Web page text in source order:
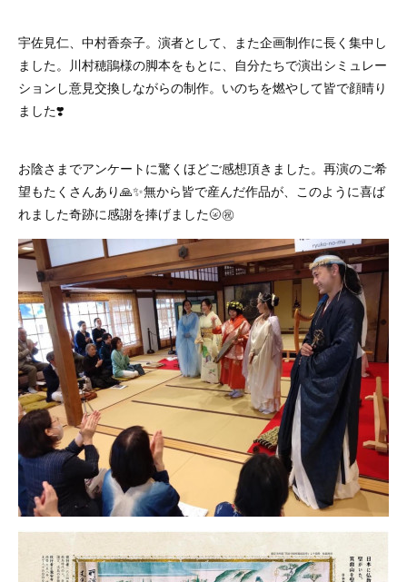
宇佐見仁、中村香奈子。演者として、また企画制作に長く集中し
ました。川村穂鵑様の脚本をもとに、自分たちで演出シミュレー
ションし意見交換しながらの制作。いのちを燃やして皆で顔晴り
ました❣️
お陰さまでアンケートに驚くほどご感想頂きました。再演のご希
望もたくさんあり🙏✨無から皆で産んだ作品が、このように喜ば
れました奇跡に感謝を捧げました🌝㊗️